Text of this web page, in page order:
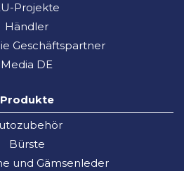
Projekte
Händler
Geschäftspartner
Media DE
Produkte
Bürste
und Gämsenleder